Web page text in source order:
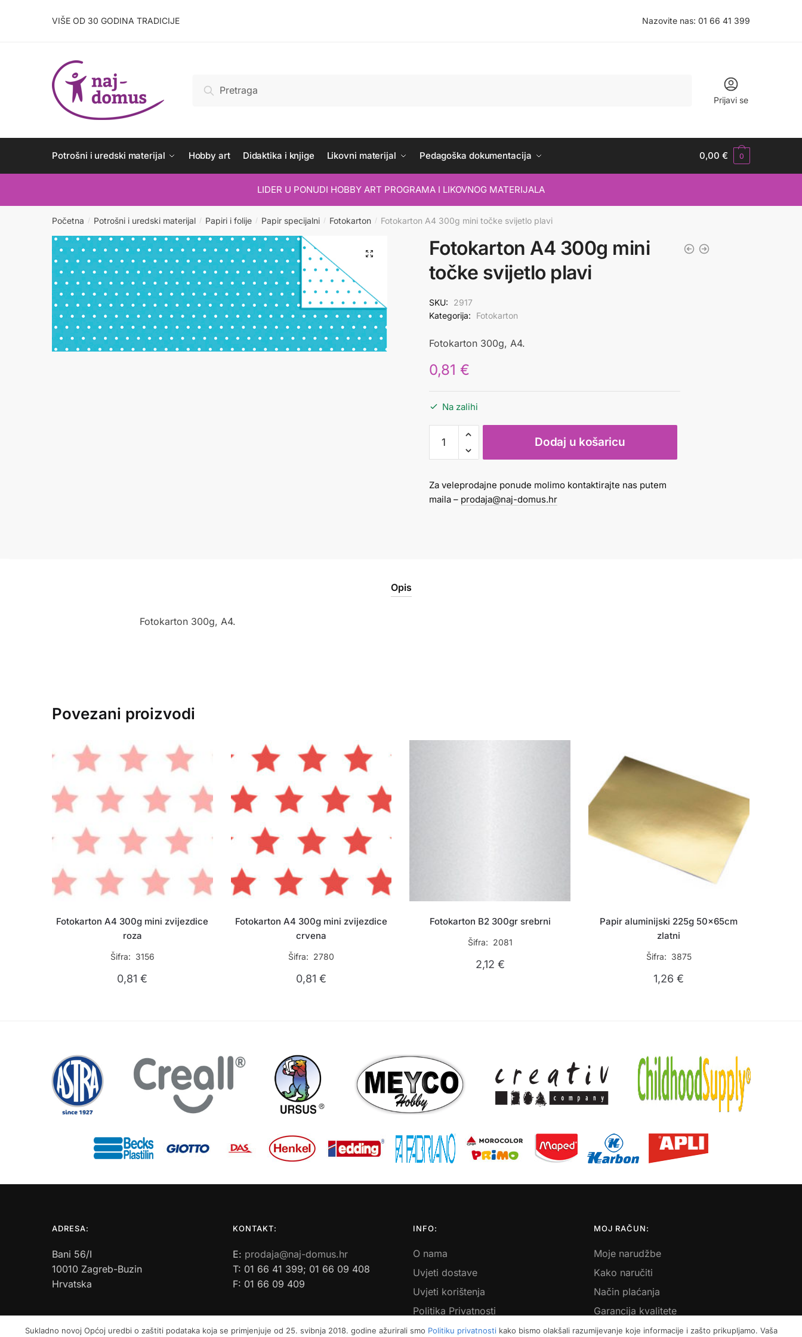
VIŠE OD 30 GODINA TRADICIJE Nazovite nas: 01 66 41 399
Pretraži
Prijavi se
Potrošni i uredski materijal Hobby art Didaktika i knjige Likovni materijal Pedagoška dokumentacija 0,00€ 0
LIDER U PONUDI HOBBY ART PROGRAMA I LIKOVNOG MATERIJALA
Početna / Potrošni i uredski materijal / Papiri i folije / Papir specijalni / Fotokarton / Fotokarton A4 300g mini točke svijetlo plavi
Fotokarton A4 300g mini
točke svijetlo plavi
SKU:
2917
Kategorija:
Fotokarton
Fotokarton 300g, A4.
0,81 €
Na zalihi
Fotokarton
300g
točke
svijetlo
Dodaj u košaricu
Za veleprodajne ponude molimo kontaktirajte nas putem
maila – prodaja@naj-domus.hr
Opis
Fotokarton 300g, A4.
Povezani proizvodi
Fotokarton A4 300g mini zvijezdice
roza
Šifra: 3156
0,81€
Fotokarton A4 300g mini zvijezdice
crvena
Šifra: 2780
0,81 €
Fotokarton B2 300gr srebrni
Šifra: 2081
2,12 €
Papir aluminijski 225g 50x65cm
zlatni
Šifra: 3875
1,26€
ADRESA:
Bani 56/I
10010 Zagreb-Buzin
Hrvatska
KONTAKT:
E: prodaja@naj-domus.hr
T: 01 66 41 399; 01 66 09 408
F: 01 66 09 409
INFO:
O nama
Uvjeti dostave
Uvjeti korištenja
Politika Privatnosti
Povrati i reklamacije
MOJ RAČUN:
Moje narudžbe
Kako naručiti
Način plaćanja
Garancija kvalitete
Košarica
Sukladno novoj Općoj uredbi o zaštiti podataka koja se primjenjuje od 25. svibnja 2018. godine ažurirali smo Politiku privatnostikako bismo olakšali razumijevanje koje informacije i zašto prikupljamo. Vaša